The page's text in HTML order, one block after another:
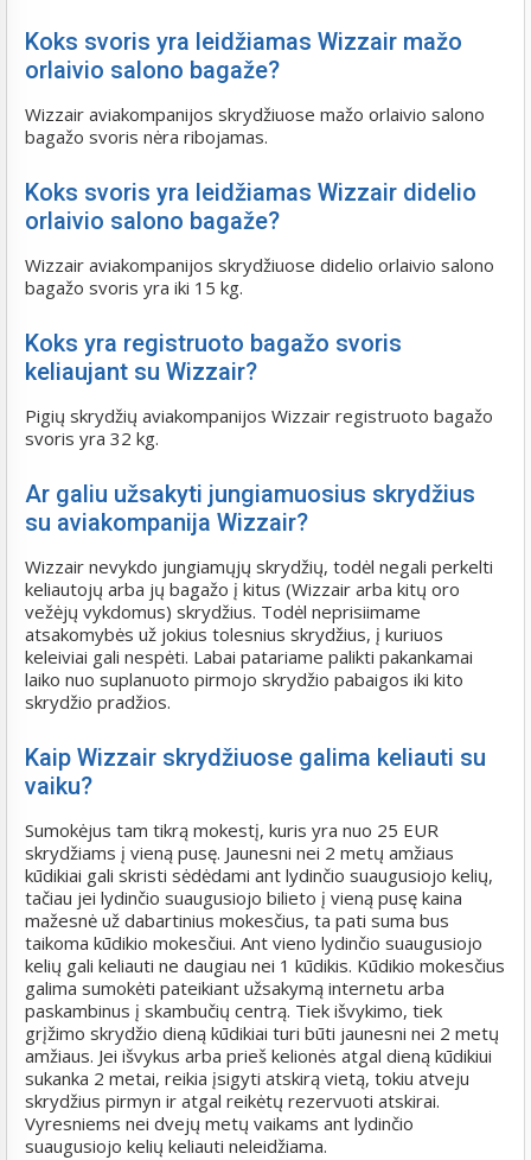
Koks svoris yra leidžiamas Wizzair mažo
orlaivio salono bagaže?
Wizzair aviakompanijos skrydžiuose mažo orlaivio salono
bagažo svoris nėra ribojamas.
Koks svoris yra leidžiamas Wizzair didelio
orlaivio salono bagaže?
Wizzair aviakompanijos skrydžiuose didelio orlaivio salono
bagažo svoris yra iki 15 kg.
Koks yra registruoto bagažo svoris
keliaujant su Wizzair?
Pigių skrydžių aviakompanijos Wizzair registruoto bagažo
svoris yra 32 kg.
Ar galiu užsakyti jungiamuosius skrydžius
su aviakompanija Wizzair?
Wizzair nevykdo jungiamųjų skrydžių, todėl negali perkelti
keliautojų arba jų bagažo į kitus (Wizzair arba kitų oro
vežėjų vykdomus) skrydžius. Todėl neprisiimame
atsakomybės už jokius tolesnius skrydžius, į kuriuos
keleiviai gali nespėti. Labai patariame palikti pakankamai
laiko nuo suplanuoto pirmojo skrydžio pabaigos iki kito
skrydžio pradžios.
Kaip Wizzair skrydžiuose galima keliauti su
vaiku?
Sumokėjus tam tikrą mokestį, kuris yra nuo 25 EUR
skrydžiams į vieną pusę. Jaunesni nei 2 metų amžiaus
kūdikiai gali skristi sėdėdami ant lydinčio suaugusiojo kelių,
tačiau jei lydinčio suaugusiojo bilieto į vieną pusę kaina
mažesnė už dabartinius mokesčius, ta pati suma bus
taikoma kūdikio mokesčiui. Ant vieno lydinčio suaugusiojo
kelių gali keliauti ne daugiau nei 1 kūdikis. Kūdikio mokesčius
galima sumokėti pateikiant užsakymą internetu arba
paskambinus į skambučių centrą. Tiek išvykimo, tiek
grįžimo skrydžio dieną kūdikiai turi būti jaunesni nei 2 metų
amžiaus. Jei išvykus arba prieš kelionės atgal dieną kūdikiui
sukanka 2 metai, reikia įsigyti atskirą vietą, tokiu atveju
skrydžius pirmyn ir atgal reikėtų rezervuoti atskirai.
Vyresniems nei dvejų metų vaikams ant lydinčio
suaugusiojo kelių keliauti neleidžiama.